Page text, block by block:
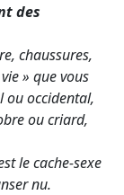
des
chaussures,
» que vous
ou occidental,
ou criard,
le cache-sexe
nu.